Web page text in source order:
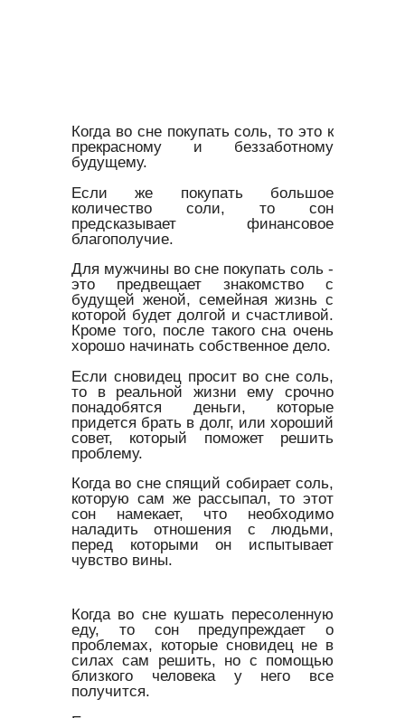
Когда во сне покупать соль, то это к
прекрасному и беззаботному
будущему.
Если же покупать большое
количество соли, то сон
предсказывает финансовое
благополучие.
Для мужчины во сне покупать соль -
это предвещает знакомство с
будущей женой, семейная жизнь с
которой будет долгой и счастливой.
Кроме того, после такого сна очень
хорошо начинать собственное дело.
Если сновидец просит во сне соль,
то в реальной жизни ему срочно
понадобятся деньги, которые
придется брать в долг, или хороший
совет, который поможет решить
проблему.
Когда во сне спящий собирает соль,
которую сам же рассыпал, то этот
сон намекает, что необходимо
наладить отношения с людьми,
перед которыми он испытывает
чувство вины.
Когда во сне кушать пересоленную
еду, то сон предупреждает о
проблемах, которые сновидец не в
силах сам решить, но с помощью
близкого человека у него все
получится.